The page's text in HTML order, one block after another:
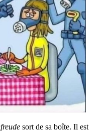
sort de sa boîte. Il est